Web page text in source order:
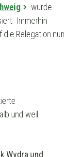
wurde
Immerhin
Relegation nun
und weil
Wydra und